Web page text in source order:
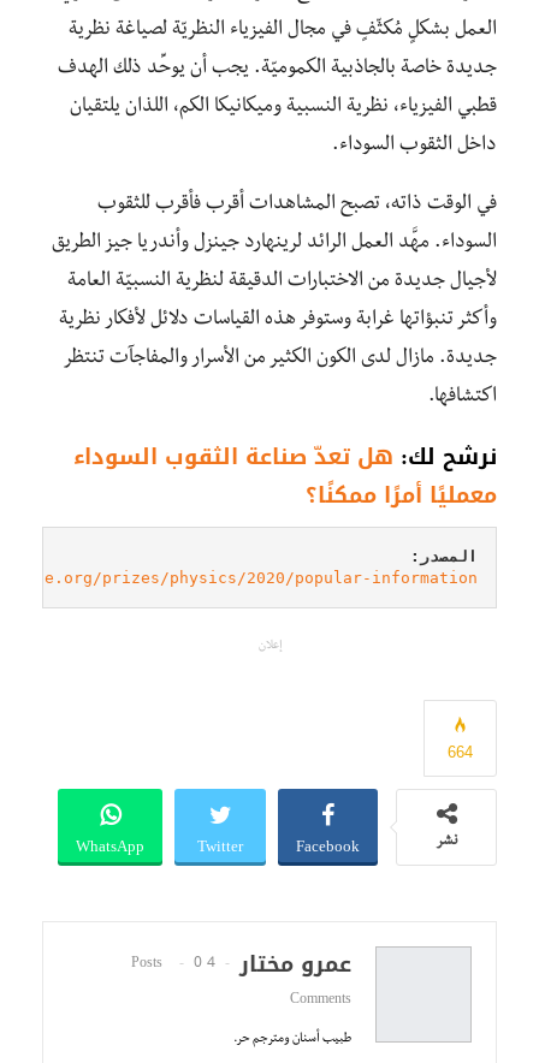
العمل بشكلٍ مُكثّفٍ في مجال الفيزياء النظريّة لصياغة نظرية
جديدة خاصة بالجاذبية الكموميّة. يجب أن يوحِّد ذلك الهدف
قطبي الفيزياء، نظرية النسبية وميكانيكا الكم، اللذان يلتقيان
داخل الثقوب السوداء.
في الوقت ذاته، تصبح المشاهدات أقرب فأقرب للثقوب
السوداء. مهَّد العمل الرائد لرينهارد جينزل وأندريا جيز الطريق
لأجيال جديدة من الاختبارات الدقيقة لنظرية النسبيّة العامة
وأكثر تنبؤاتها غرابة وستوفر هذه القياسات دلائل لأفكار نظرية
جديدة. مازال لدى الكون الكثير من الأسرار والمفاجآت تنتظر
اكتشافها.
نرشح لك: هل تعدّ صناعة الثقوب السوداء
معمليًا أمرًا ممكنًا؟
المصدر:
prizes/physics/2020/popular-information/
إعلان
664
نشر Facebook
Twitter
WhatsApp
عمرو مختار 4 Posts
0
Comments
طبيب أسنان ومترجم حر.